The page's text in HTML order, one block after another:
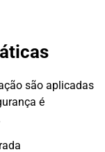
são aplicadas
é